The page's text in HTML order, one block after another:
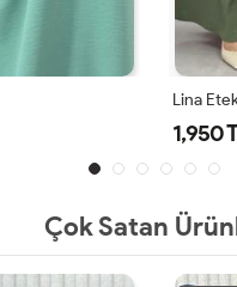
Lina
1,950
Çok Satan